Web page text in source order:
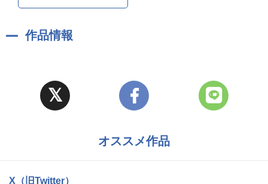
作品情報
オススメ作品
X（旧Twitter）